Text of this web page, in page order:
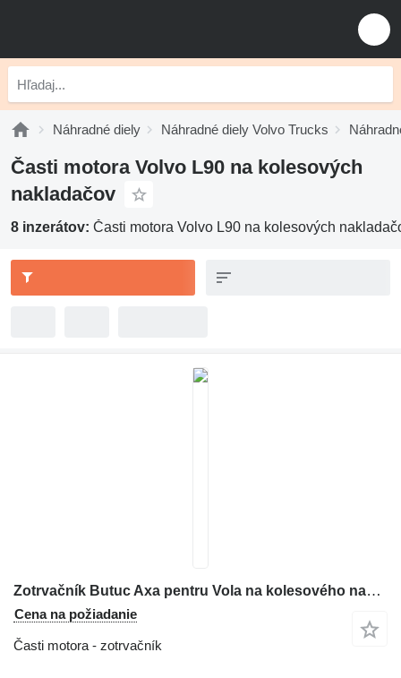
Náhradné diely Náhradné diely Volvo Trucks
Časti motora Volvo L90 na kolesových
nakladačov
8 inzerátov: Časti motora Volvo L90 na kolesových
Zotrvačník Butuc Axa pentru Vola na kolesového nakladača Volvo L90 L110 L120 L150 L180 L220
Cena na požiadanie
Časti motora - zotrvačník